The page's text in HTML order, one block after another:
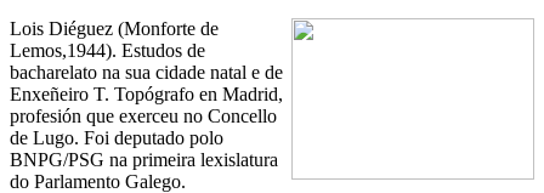
Lois Diéguez (Monforte de
Lemos,1944). Estudos de
bacharelato na sua cidade natal e de
Enxeñeiro T. Topógrafo en Madrid,
profesión que exerceu no Concello
de Lugo. Foi deputado polo
BNPG/PSG na primeira lexislatura
do Parlamento Galego.